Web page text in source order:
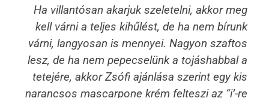
Ha villantósan akarjuk szeletelni, akkor meg
kell várni a teljes kihűlést, de ha nem bírunk
várni, langyosan is mennyei. Nagyon szaftos
lesz, de ha nem pepecselünk a tojáshabbal a
tetejére, akkor Zsófi ajánlása szerint egy kis
narancsos mascarpone krém felteszi az “i’-re